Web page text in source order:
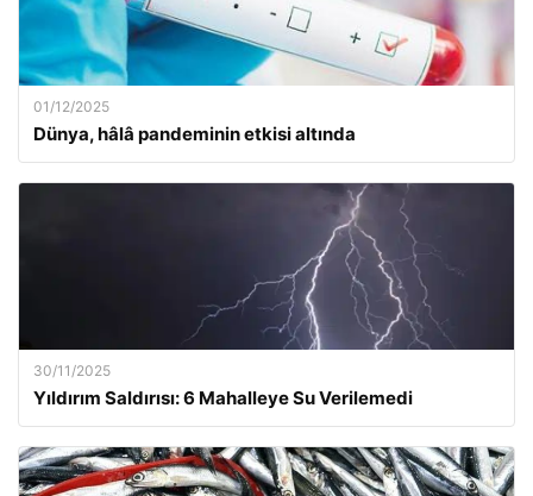
01/12/2025
Dünya, hâlâ pandeminin etkisi altında
30/11/2025
Yıldırım Saldırısı: 6 Mahalleye Su Verilemedi